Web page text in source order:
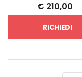
€ 210,00
RICHIEDI